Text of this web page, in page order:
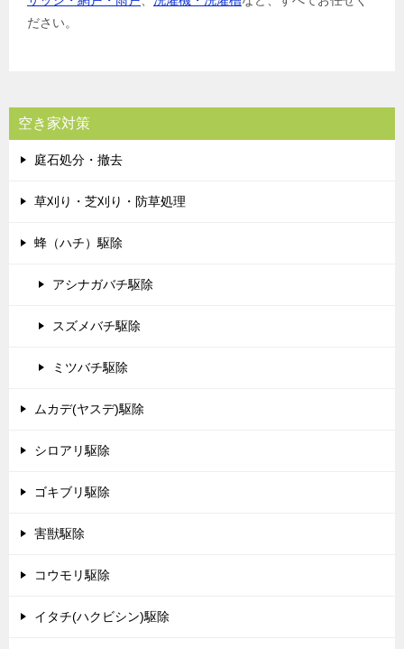
ださい。
空き家対策
庭石処分・撤去
草刈り・芝刈り・防草処理
蜂（ハチ）駆除
アシナガバチ駆除
スズメバチ駆除
ミツバチ駆除
ムカデ(ヤスデ)駆除
シロアリ駆除
ゴキブリ駆除
害獣駆除
コウモリ駆除
イタチ(ハクビシン)駆除